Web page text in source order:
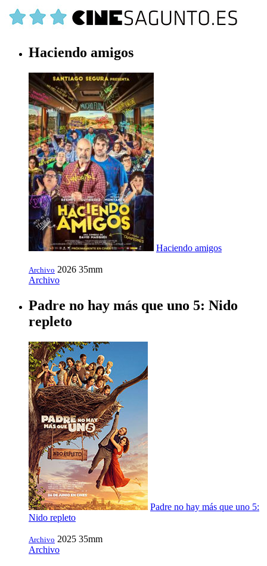
Haciendo amigos
Haciendo amigos
Archivo 2026 35mm
Archivo
Padre no hay más que uno 5: Nido
repleto
Padre no hay más que uno 5:
Nido repleto
Archivo 2025 35mm
Archivo